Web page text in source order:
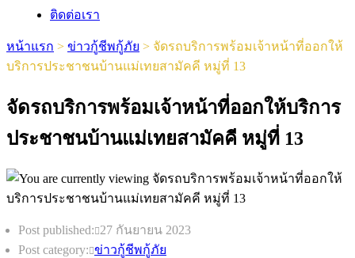
ติดต่อเรา
หน้าแรก > ข่าวกู้ชีพกู้ภัย > จัดรถบริการพร้อมเจ้าหน้าที่ออกให้
บริการประชาชนบ้านแม่เทยสามัคคี หมู่ที่ 13
จัดรถบริการพร้อมเจ้าหน้าที่ออกให้บริการ
ประชาชนบ้านแม่เทยสามัคคี หมู่ที่ 13
Post published: 27 กันยายน 2023
Post category: ข่าวกู้ชีพกู้ภัย